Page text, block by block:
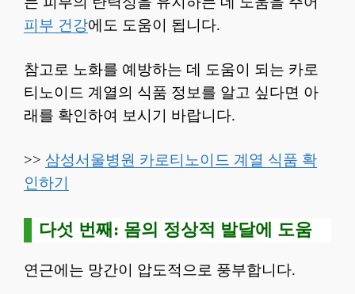
피부 건강에도 도움이 됩니다.
참고로 노화를 예방하는 데 도움이 되는 카로
티노이드 계열의 식품 정보를 알고 싶다면 아
래를 확인하여 보시기 바랍니다.
>> 삼성서울병원 카로티노이드 계열 식품 확
인하기
다섯 번째: 몸의 정상적 발달에 도움
연근에는 망간이 압도적으로 풍부합니다.